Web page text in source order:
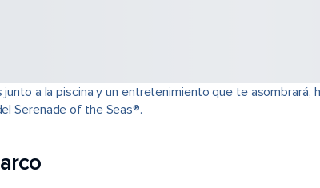
a la piscina y un entretenimiento que te
Serenade of the Seas®.